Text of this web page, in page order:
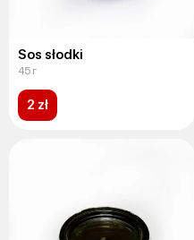
Sos słodki
45 г
2 zł